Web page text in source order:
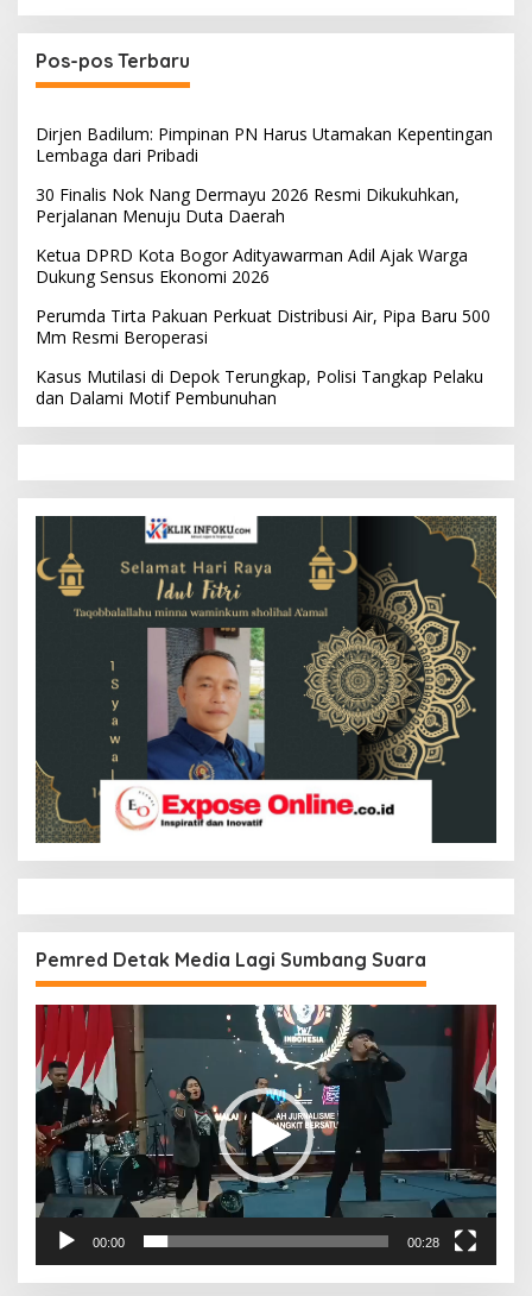
Pos-pos Terbaru
Dirjen Badilum: Pimpinan PN Harus Utamakan Kepentingan
Lembaga dari Pribadi
30 Finalis Nok Nang Dermayu 2026 Resmi Dikukuhkan,
Perjalanan Menuju Duta Daerah
Ketua DPRD Kota Bogor Adityawarman Adil Ajak Warga
Dukung Sensus Ekonomi 2026
Perumda Tirta Pakuan Perkuat Distribusi Air, Pipa Baru 500
Mm Resmi Beroperasi
Kasus Mutilasi di Depok Terungkap, Polisi Tangkap Pelaku
dan Dalami Motif Pembunuhan
Pemred Detak Media Lagi Sumbang Suara
Pemutar
00:00 00:28